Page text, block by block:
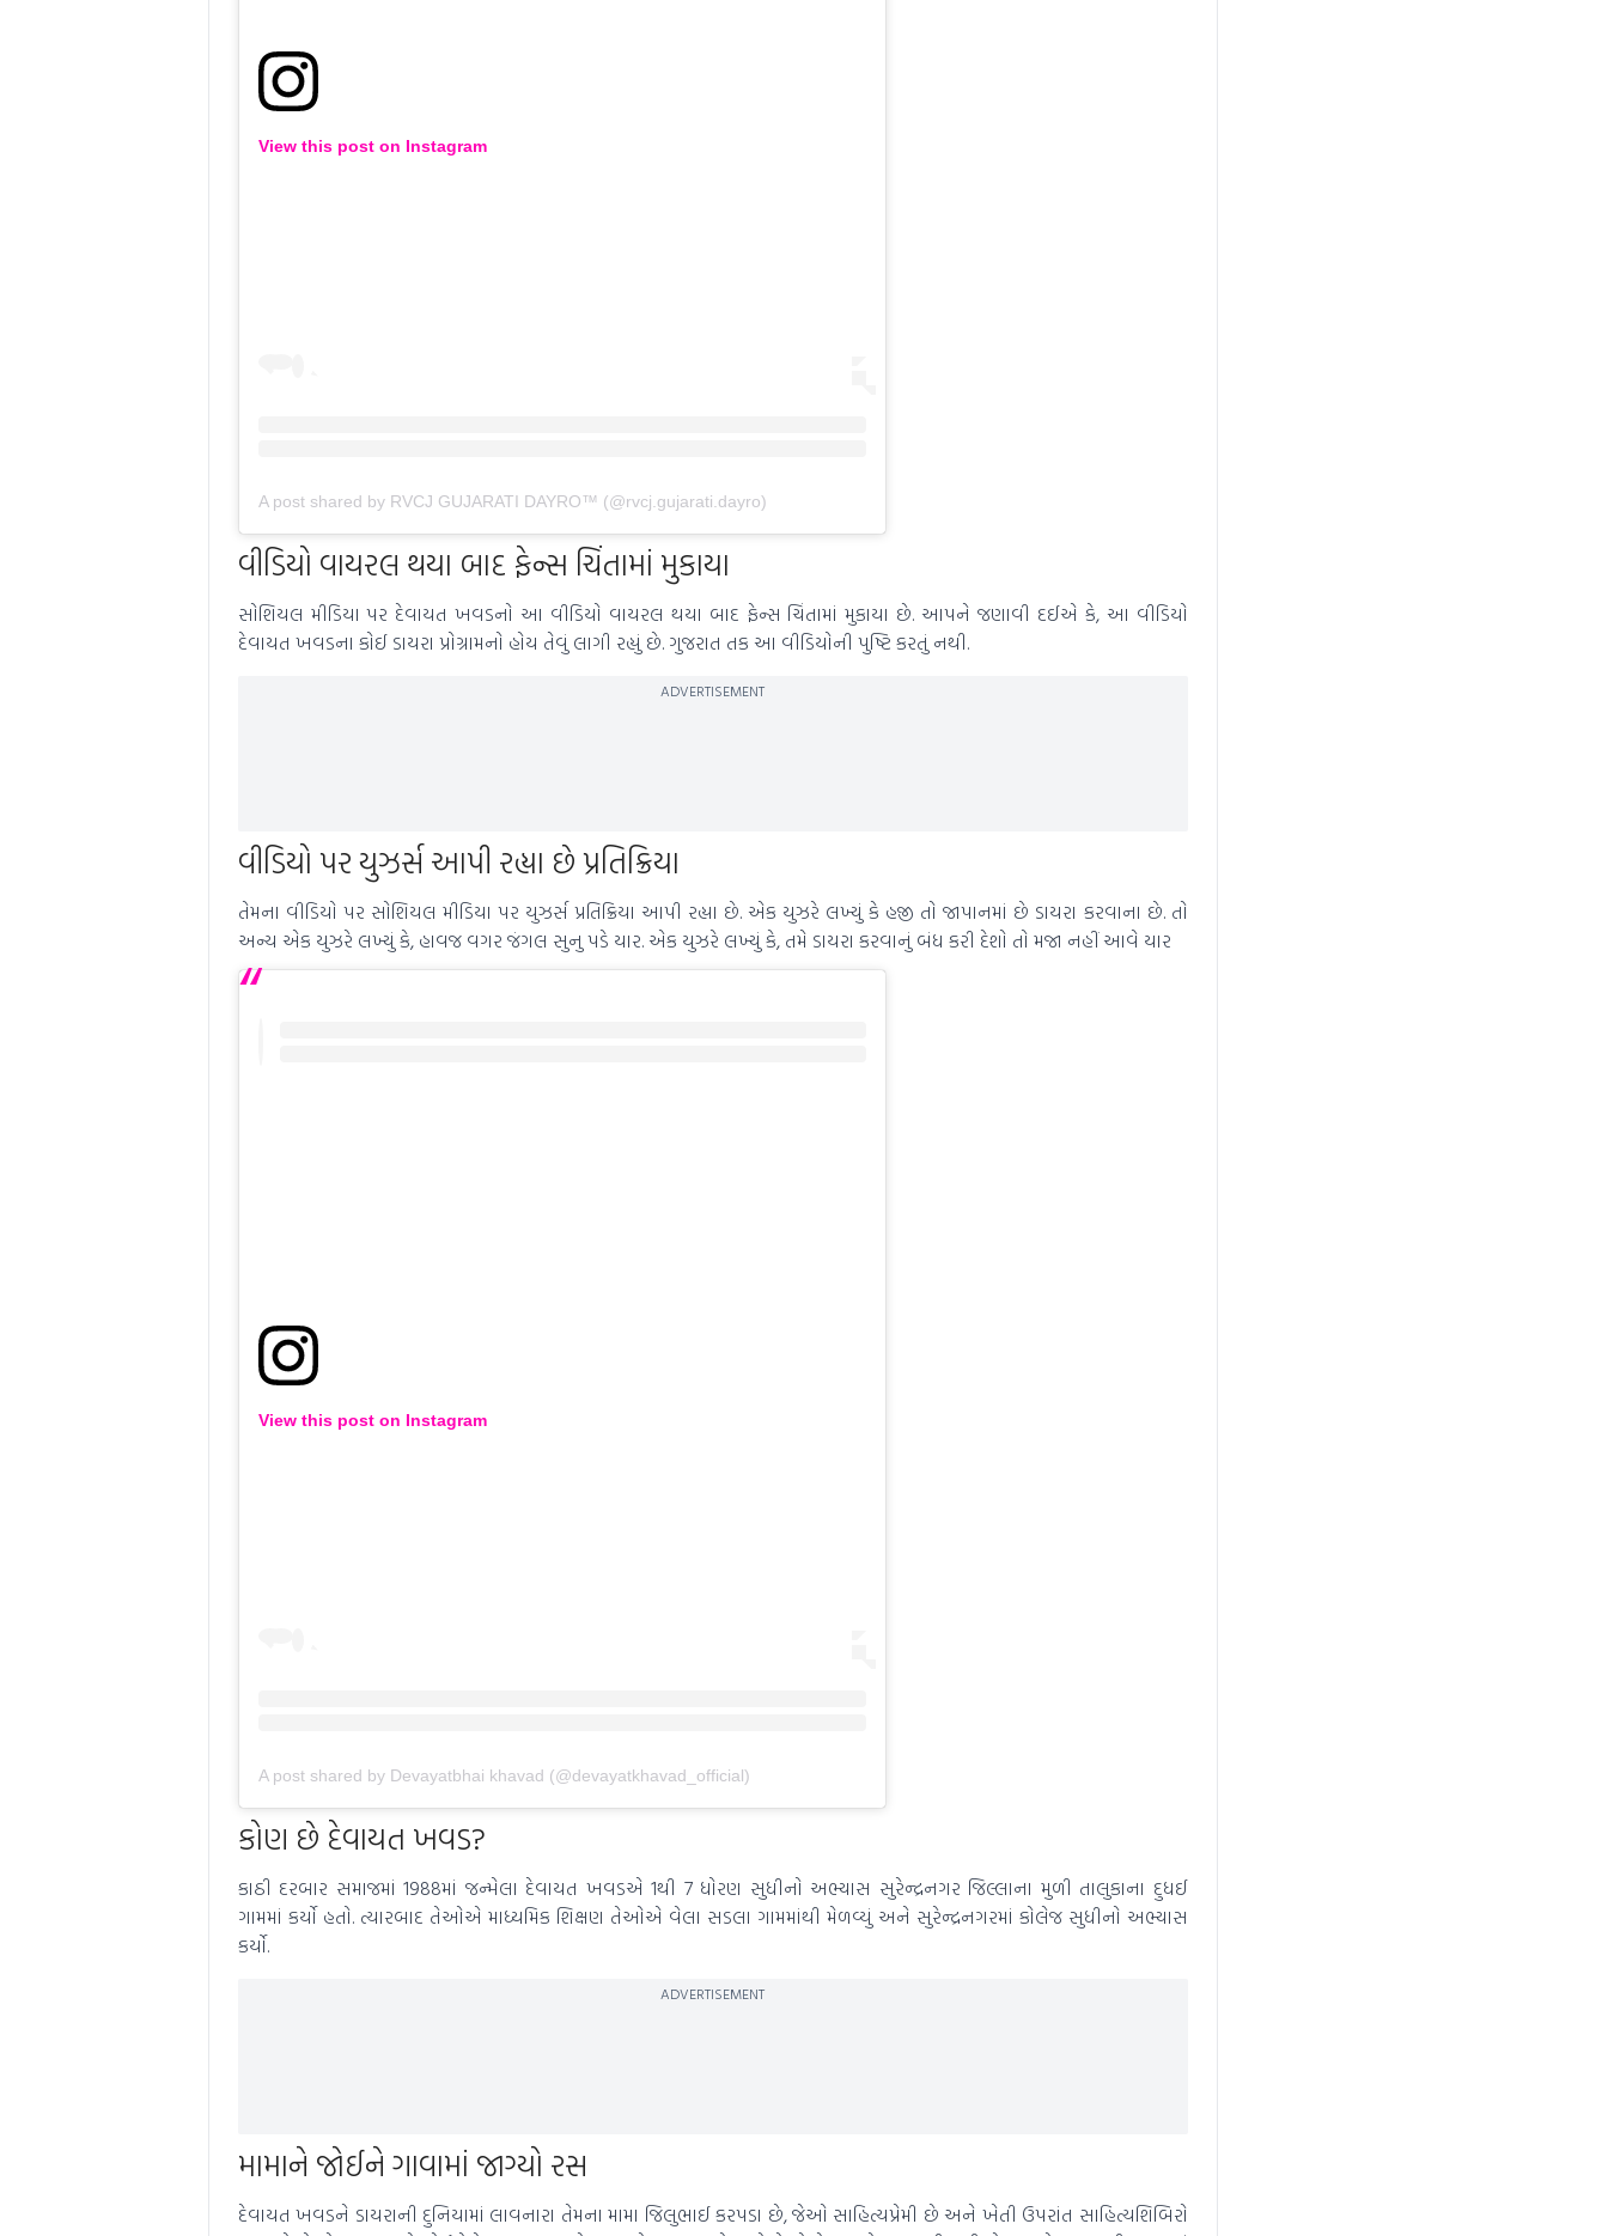
View this post on Instagram
A post shared by RVCJ GUJARATI DAYRO™ (@rvcj.gujarati.dayro)
વીડિયો વાયરલ થયા બાદ ફેન્સ ચિંતામાં મુકાયા
સોશિયલ મીડિયા પર દેવાયત ખવડનો આ વીડિયો વાયરલ થયા બાદ ફેન્સ ચિંતામાં મુકાયા છે. આપને જણાવી દઈએ કે, આ વીડિયો
દેવાયત ખવડના કોઈ ડાયરા પ્રોગ્રામનો હોય તેવું લાગી રહ્યું છે. ગુજરાત તક આ વીડિયોની પુષ્ટિ કરતું નથી.
ADVERTISEMENT
વીડિયો પર યુઝર્સ આપી રહ્યા છે પ્રતિક્રિયા
તેમના વીડિયો પર સોશિયલ મીડિયા પર યુઝર્સ પ્રતિક્રિયા આપી રહ્યા છે. એક યુઝરે લખ્યું કે હજી તો જાપાનમાં છે ડાયરા કરવાના છે. તો
અન્ય એક યુઝરે લખ્યું કે, હાવજ વગર જંગલ સુનુ પડે યાર. એક યુઝરે લખ્યું કે, તમે ડાયરા કરવાનું બંધ કરી દેશો તો મજા નહીં આવે યાર
View this post on Instagram
A post shared by Devayatbhai khavad (@devayatkhavad_official)
કોણ છે દેવાયત ખવડ?
કાઠી દરબાર સમાજમાં 1988માં જન્મેલા દેવાયત ખવડએ 1થી 7 ધોરણ સુધીનો અભ્યાસ સુરેન્દ્રનગર જિલ્લાના મુળી તાલુકાના દુધઈ
ગામમાં કર્યો હતો. ત્યારબાદ તેઓએ માધ્યમિક શિક્ષણ તેઓએ વેલા સડલા ગામમાંથી મેળવ્યું અને સુરેન્દ્રનગરમાં કોલેજ સુધીનો અભ્યાસ
કર્યો.
ADVERTISEMENT
મામાને જોઈને ગાવામાં જાગ્યો રસ
દેવાયત ખવડને ડાયરાની દુનિયામાં લાવનારા તેમના મામા જિલુભાઈ કરપડા છે, જેઓ સાહિત્યપ્રેમી છે અને ખેતી ઉપરાંત સાહિત્યશિબિરો